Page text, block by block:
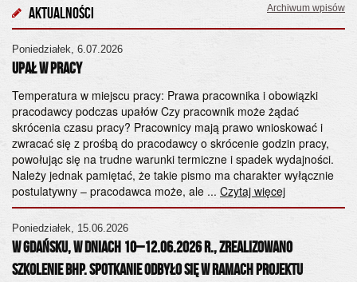
Aktualności Archiwum wpisów
Poniedziałek, 6.07.2026
UPAŁ W PRACY
Temperatura w miejscu pracy: Prawa pracownika i obowiązki
pracodawcy podczas upałów Czy pracownik może żądać
skrócenia czasu pracy? Pracownicy mają prawo wnioskować i
zwracać się z prośbą do pracodawcy o skrócenie godzin pracy,
powołując się na trudne warunki termiczne i spadek wydajności.
Należy jednak pamiętać, że takie pismo ma charakter wyłącznie
postulatywny – pracodawca może, ale ... Czytaj więcej
Poniedziałek, 15.06.2026
W Gdańsku, w dniach 10–12.06.2026 r., zrealizowano
szkolenie BHP. Spotkanie odbyło się w ramach projektu